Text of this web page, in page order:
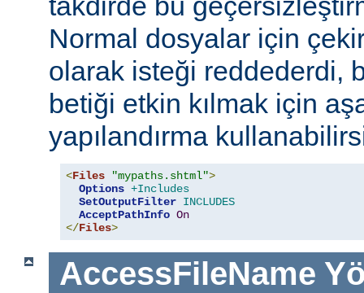
Normal dosyalar için
olarak isteği reddederdi,
betiği etkin kılmak için
yapılandırma
<Files "mypaths.shtml">
Options +Includes
SetOutputFilter INCLUDES
AcceptPathInfo On
</Files>
AccessFileName